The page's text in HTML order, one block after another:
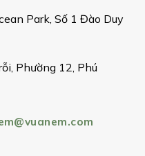
Park, Số 1 Đào Duy
Phường 12, Phú